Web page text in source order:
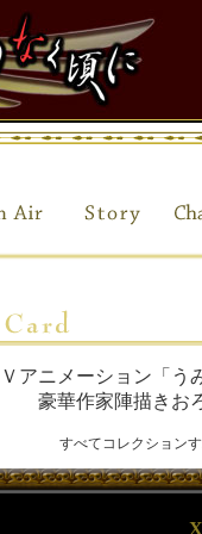
アニメーション「う
豪華作家陣描きお
すべてコレクション